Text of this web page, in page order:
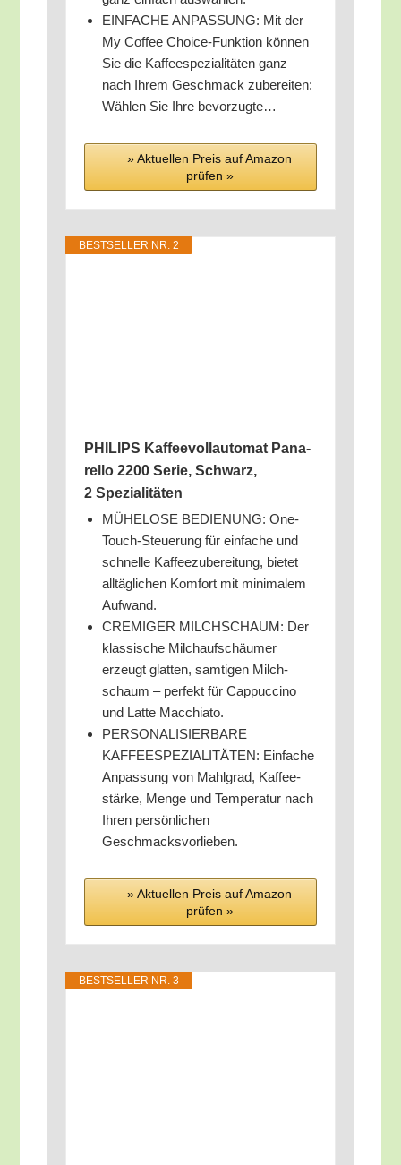
EINFACHE ANPASSUNG: Mit der
My Cof­fee Choice-Funk­ti­on kön­nen
Sie die Kaf­fee­spe­zia­li­tä­ten ganz
nach Ihrem Geschmack zube­rei­ten:
Wäh­len Sie Ihre bevorzugte…
» Aktu­el­len Preis auf Ama­zon
prü­fen »
BEST­SEL­LER NR. 2
PHILIPS Kaf­fee­voll­au­to­mat Pana­
rel­lo 2200 Serie, Schwarz,
2 Spezialitäten
MÜHELOSE BEDIENUNG: One-
Touch-Steue­rung für ein­fa­che und
schnel­le Kaf­fee­zu­be­rei­tung, bie­tet
all­täg­li­chen Kom­fort mit mini­ma­lem
Aufwand.
CREMIGER MILCHSCHAUM: Der
klas­si­sche Milch­auf­schäu­mer
erzeugt glat­ten, sam­ti­gen Milch­
schaum – per­fekt für Cap­puc­ci­no
und Lat­te Macchiato.
PERSONALISIERBARE
KAFFEESPEZIALITÄTEN: Ein­fa­che
Anpas­sung von Mahl­grad, Kaf­fee­
stär­ke, Men­ge und Tem­pe­ra­tur nach
Ihren per­sön­li­chen
Geschmacksvorlieben.
» Aktu­el­len Preis auf Ama­zon
prü­fen »
BEST­SEL­LER NR. 3